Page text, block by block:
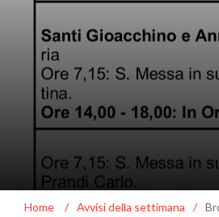
Home / Avvisi della settimana /